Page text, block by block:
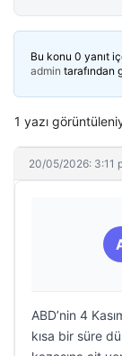
Bu konu 0 yanıt
admin tarafından
1 yazı
20/05/2026: 3:11
ABD’nin 4
kısa bir süre